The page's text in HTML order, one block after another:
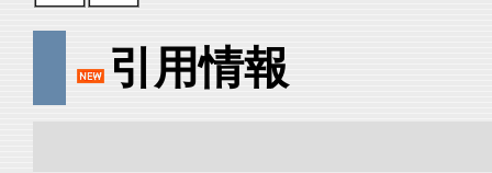
引用情報